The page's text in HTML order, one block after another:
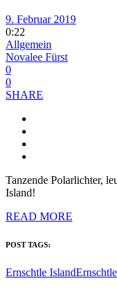
9. Februar 2019
0:22
Allgemein
Novalee Fürst
0
0
SHARE
Tanzende Polarlichter,
Island!
READ MORE
POST TAGS:
Ernschtle Island